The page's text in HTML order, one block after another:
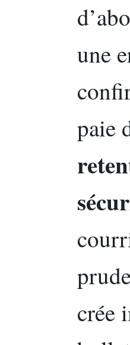
une
paie
crée